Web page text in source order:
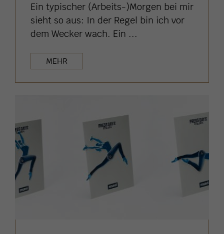
Ein typischer (Arbeits-)Morgen bei mir
sieht so aus: In der Regel bin ich vor
dem Wecker wach. Ein ...
MEHR